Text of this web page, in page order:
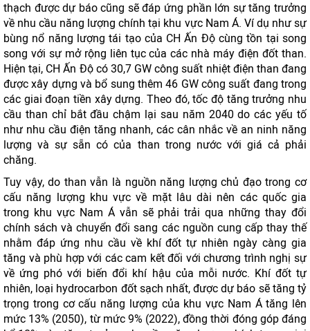
thạch được dự báo cũng sẽ đáp ứng phần lớn sự tăng trưởng
về nhu cầu năng lượng chính tại khu vực Nam Á. Ví dụ như sự
bùng nổ năng lượng tái tạo của CH Ấn Độ cùng tồn tại song
song với sự mở rộng liên tục của các nhà máy điện đốt than.
Hiện tại, CH Ấn Độ có 30,7 GW công suất nhiệt điện than đang
được xây dựng và bổ sung thêm 46 GW công suất đang trong
các giai đoạn tiền xây dựng. Theo đó, tốc độ tăng trưởng nhu
cầu than chỉ bắt đầu chậm lại sau năm 2040 do các yếu tố
như nhu cầu điện tăng nhanh, các cân nhắc về an ninh năng
lượng và sự sẵn có của than trong nước với giá cả phải
chăng.
Tuy vậy, do than vẫn là nguồn năng lượng chủ đạo trong cơ
cấu năng lượng khu vực về mặt lâu dài nên các quốc gia
trong khu vực Nam Á vẫn sẽ phải trải qua những thay đổi
chính sách và chuyển đổi sang các nguồn cung cấp thay thế
nhằm đáp ứng nhu cầu về khí đốt tự nhiên ngày càng gia
tăng và phù hợp với các cam kết đối với chương trình nghị sự
về ứng phó với biến đổi khí hậu của mỗi nước. Khí đốt tự
nhiên, loại hydrocarbon đốt sạch nhất, được dự báo sẽ tăng tỷ
trọng trong cơ cấu năng lượng của khu vực Nam Á tăng lên
mức 13% (2050), từ mức 9% (2022), đồng thời đóng góp đáng